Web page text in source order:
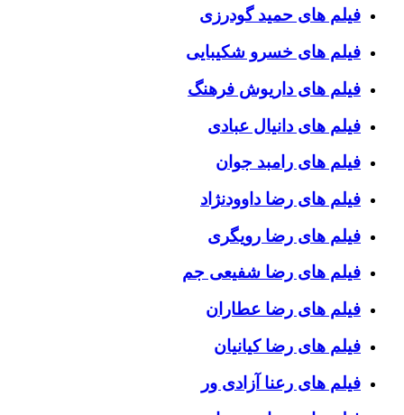
فیلم های حمید گودرزی
فیلم های خسرو شکیبایی
فیلم های داریوش فرهنگ
فیلم های دانیال عبادی
فیلم های رامبد جوان
فیلم های رضا داوودنژاد
فیلم های رضا رویگری
فیلم های رضا شفیعی جم
فیلم های رضا عطاران
فیلم های رضا کیانیان
فیلم های رعنا آزادی ور